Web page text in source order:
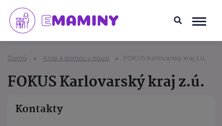
Domů Krize a pomoc v nouzi FOKUS Karlovarský kraj z.ú.
FOKUS Karlovarský kraj z.ú.
Kontakty